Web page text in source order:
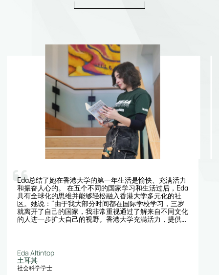
Eda总结了她在香港大学的第一年生活是愉快、充满活力
和振奋人心的。 在五个不同的国家学习和生活过后，Eda
具有全球化的思维并能够轻松融入香港大学多元化的社
区。她说：“由于我大部分时间都在国际学校学习，三岁
就离开了自己的国家，我非常重视通过了解来自不同文化
的人进一步扩大自己的视野。香港大学充满活力，提供了
Eda Altintop
土耳其
社会科学学士